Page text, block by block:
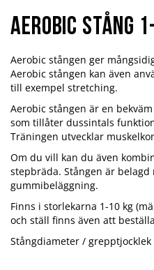
Aerobic Stång
Aerobic stången ger
Aerobic stången kan även
till exempel stretching.
Aerobic stången är en
som tillåter dussintals
Träningen utvecklar
Om du vill kan du även
stepbräda. Stången är
gummibeläggning.
Finns i storlekarna 1-10 kg
och ställ finns även att
Stångdiameter /